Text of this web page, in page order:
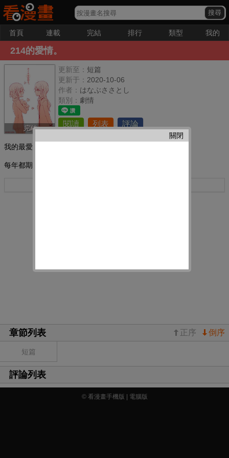
首頁 連載 完結 排行 類型 我的
214的愛情。
完結
更新至： 短篇
更新于： 2020-10-06
作者： はなぶささとし
類別： 劇情
閱讀 列表 評論
我的最愛：
每年都期待情人節的那天
章節列表 倒序
正序
短篇
評論列表
關閉
© 看漫畫手機版 | 電腦版